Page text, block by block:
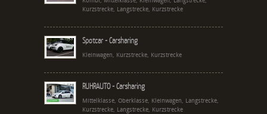
Kurzstrecke, Langstrecke, Kurzstrecke
Spotcar - Carsharing
Kleinwagen, Kurzstrecke, Kurzstrecke
RUHRAUTO - Carsharing
Mittelklasse, Oberklasse, Kleinwagen, Langstrecke,
Kurzstrecke, Langstrecke, Kurzstrecke